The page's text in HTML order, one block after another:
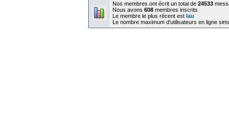
Nos membres ont écrit un total de 24533
Nous avons 608 membres inscrits
Le membre le plus récent est lau
Le nombre maximum d'utilisateurs en ligne